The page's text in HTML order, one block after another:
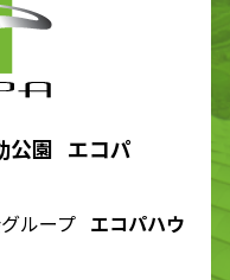
公園 エコパ
ループ エコパハウ